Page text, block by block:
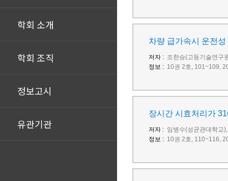
학회 소개
학회 조직
정보고시
유관기관
차량 급가속시 운전
저자 : 조한승(고등기술연구
정보 : 10권 2호, 101~109,
장시간 시효처리가
저자 : 임병수(성균관대학교
정보 : 10권 2호, 110~116,